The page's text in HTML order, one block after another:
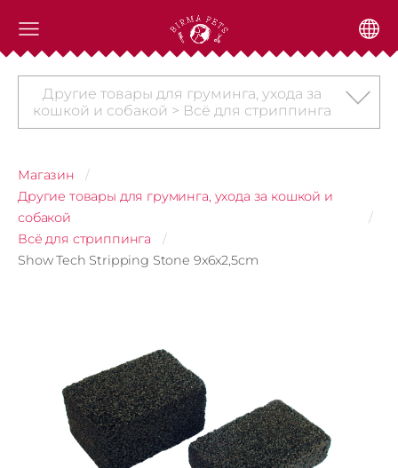
Другие товары для груминга, ухода за
кошкой и собакой > Всё для стриппинга
Магазин
Другие товары для груминга, ухода за кошкой и
собакой
Всё для стриппинга
Show Tech Stripping Stone 9x6x2,5cm